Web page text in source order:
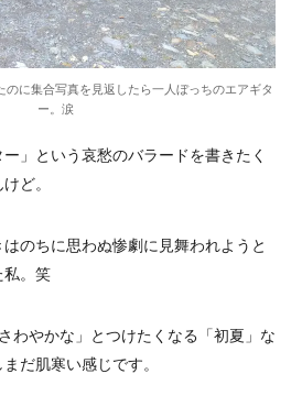
に集合写真を見返したら一人ぼっちのエアギタ
ー。涙
ー」という哀愁のバラードを書きたく
ど。
のちに思わぬ惨劇に見舞われようと
私。笑
わやかな」とつけたくなる「初夏」な
だ肌寒い感じです。